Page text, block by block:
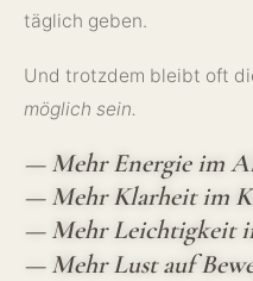
täglich geben.
Und trotzdem bleibt oft
möglich sein.
— Mehr Energie im
— Mehr Klarheit im
— Mehr Leichtigkeit
— Mehr Lust auf